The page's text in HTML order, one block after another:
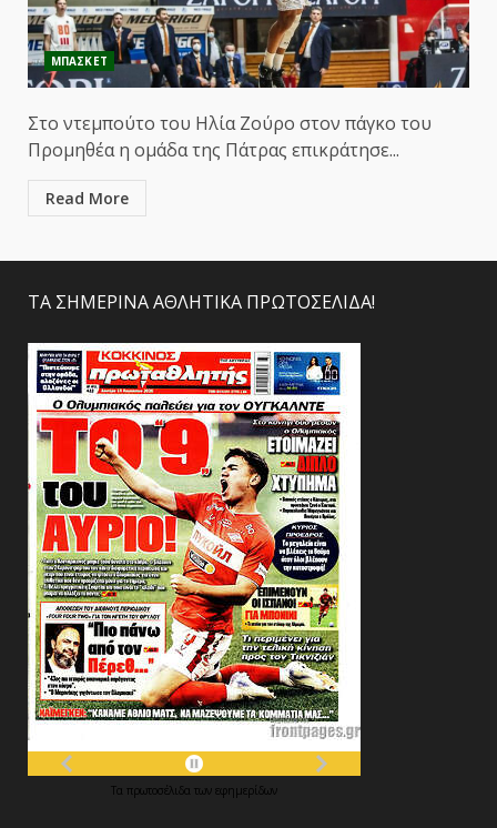
ΜΠΑΣΚΕΤ
Στο ντεμπούτο του Ηλία Ζούρο στον πάγκο του
Προμηθέα η ομάδα της Πάτρας επικράτησε...
Read More
ΤΑ ΣΗΜΕΡΙΝΑ ΑΘΛΗΤΙΚΑ ΠΡΩΤΟΣΕΛΙΔΑ!
Τα πρωτοσέλιδα των εφημερίδων